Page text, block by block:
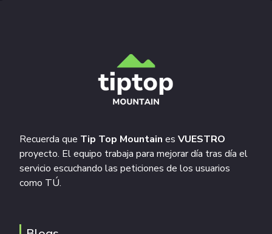
Recuerda que Tip Top Mountain es VUESTRO
proyecto. El equipo trabaja para mejorar día tras día el
servicio escuchando las peticiones de los usuarios
como TÚ.